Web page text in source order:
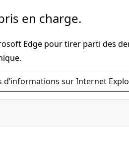
en charge.
Edge pour tirer parti des
d’informations sur Internet